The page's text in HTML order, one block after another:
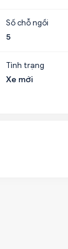
Số chỗ ngồi
5
Tình trạng
Xe mới